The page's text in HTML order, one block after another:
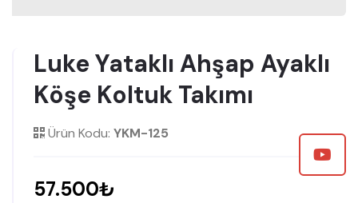
Luke Yataklı Ahşap Ayaklı
Köşe Koltuk Takımı
Ürün Kodu: YKM-125
57.500₺